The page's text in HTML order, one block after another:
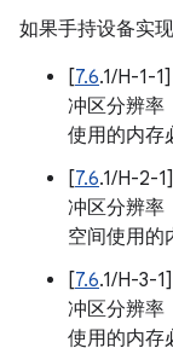
如果手持设备实
[7.6.1/H-1-
冲区分辨率
使用的内存
[7.6.1/H-2-
冲区分辨率
空间使用的
[7.6.1/H-3-
冲区分辨率
使用的内存